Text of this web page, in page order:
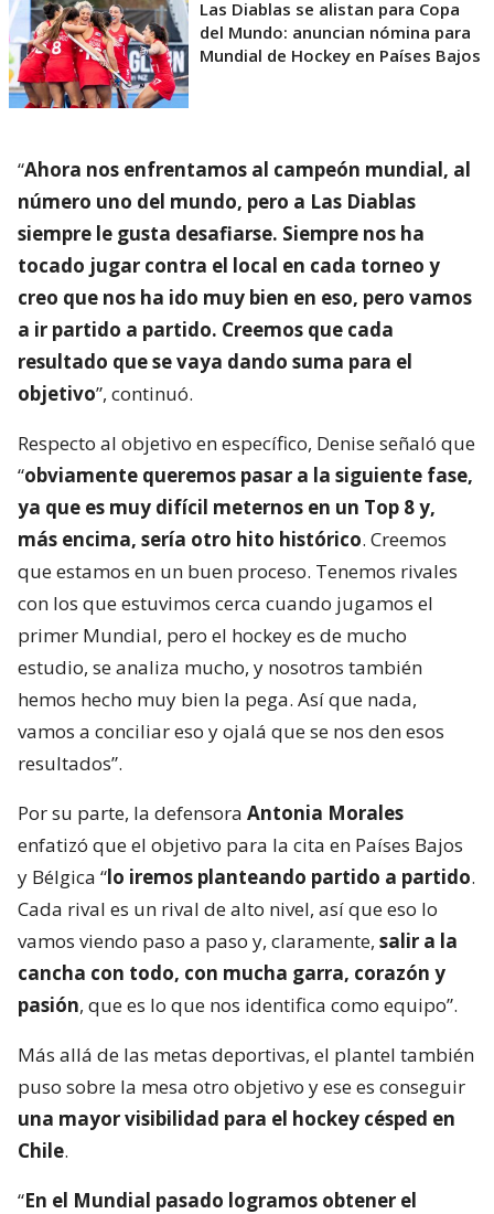
Las Diablas se alistan para Copa
del Mundo: anuncian nómina para
Mundial de Hockey en Países Bajos
“Ahora nos enfrentamos al campeón mundial, al
número uno del mundo, pero a Las Diablas
siempre le gusta desafiarse. Siempre nos ha
tocado jugar contra el local en cada torneo y
creo que nos ha ido muy bien en eso, pero vamos
a ir partido a partido. Creemos que cada
resultado que se vaya dando suma para el
objetivo”, continuó.
Respecto al objetivo en específico, Denise señaló que
“obviamente queremos pasar a la siguiente fase,
ya que es muy difícil meternos en un Top 8 y,
más encima, sería otro hito histórico. Creemos
que estamos en un buen proceso. Tenemos rivales
con los que estuvimos cerca cuando jugamos el
primer Mundial, pero el hockey es de mucho
estudio, se analiza mucho, y nosotros también
hemos hecho muy bien la pega. Así que nada,
vamos a conciliar eso y ojalá que se nos den esos
resultados”.
Por su parte, la defensora Antonia Morales
enfatizó que el objetivo para la cita en Países Bajos
y Bélgica “lo iremos planteando partido a partido.
Cada rival es un rival de alto nivel, así que eso lo
vamos viendo paso a paso y, claramente, salir a la
cancha con todo, con mucha garra, corazón y
pasión, que es lo que nos identifica como equipo”.
Más allá de las metas deportivas, el plantel también
puso sobre la mesa otro objetivo y ese es conseguir
una mayor visibilidad para el hockey césped en
Chile.
“En el Mundial pasado logramos obtener el